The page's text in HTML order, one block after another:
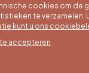
cookies om de
te verzamelen.
kunt u ons
accepteren